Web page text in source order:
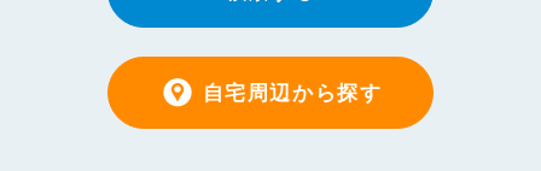
自宅周辺から探す